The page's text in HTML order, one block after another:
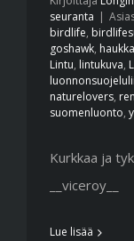
seuranta
birdlife,
goshawk, haukka
Lintu, lintukuva,
naturelovers,
suomenluonto,
Kurkkaa ja
__viceroy__
Lue lisää